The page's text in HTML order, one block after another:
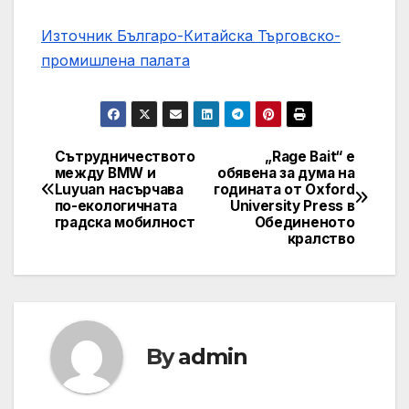
Източник Българо-Китайска Търговско-
промишлена палaта
Навигация
„Rage Bait“ е
обявена за дума на
годината от Oxford
University Press в
Обединеното
кралство
Сътрудничеството
между BMW и
Luyuan насърчава
по-екологичната
градска мобилност
Byadmin